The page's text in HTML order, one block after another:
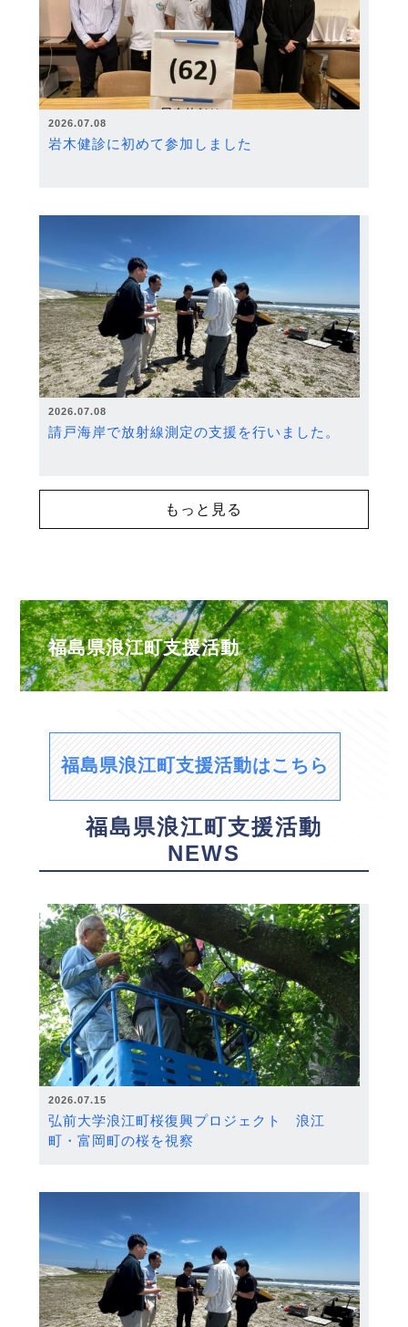
2026.07.08
岩木健診に初めて参加しました
2026.07.08
請戸海岸で放射線測定の支援を行いました。
もっと見る
福島県浪江町支援活動
福島県浪江町支援活動はこちら
福島県浪江町支援活動
NEWS
2026.07.15
弘前大学浪江町桜復興プロジェクト 浪江
町・富岡町の桜を視察